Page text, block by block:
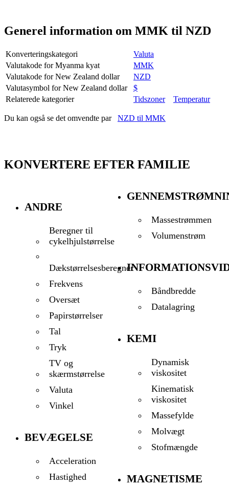
Generel information om MMK til NZD
Konverteringskategori
Valuta
Valutakode for Myanma kyat
MMK
Valutakode for New Zealand dollar
NZD
Valutasymbol for New Zealand dollar
$
Relaterede kategorier
Tidszoner Temperatur
Du kan også se det omvendte par NZD til MMK
KONVERTERE EFTER FAMILIE
ANDRE
Beregner til
cykelhjulstørrelse
Dækstørrelsesberegner
Frekvens
Oversæt
Papirstørrelser
Tal
Tryk
TV og
skærmstørrelse
Valuta
Vinkel
BEVÆGELSE
Acceleration
Hastighed
Massestrømmen
Volumenstrøm
Båndbredde
Datalagring
KEMI
Dynamisk
viskositet
Kinematisk
viskositet
Massefylde
Molvægt
Stofmængde
MAGNETISME